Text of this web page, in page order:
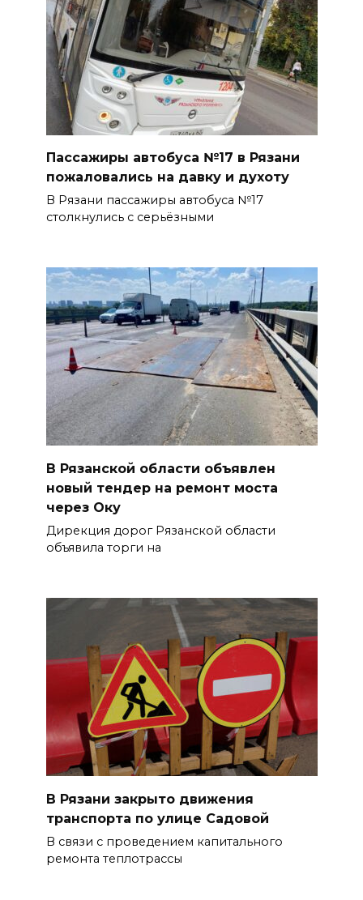
Пассажиры автобуса №17 в Рязани
пожаловались на давку и духоту
В Рязани пассажиры автобуса №17
столкнулись с серьёзными
В Рязанской области объявлен
новый тендер на ремонт моста
через Оку
Дирекция дорог Рязанской области
объявила торги на
В Рязани закрыто движения
транспорта по улице Садовой
В связи с проведением капитального
ремонта теплотрассы